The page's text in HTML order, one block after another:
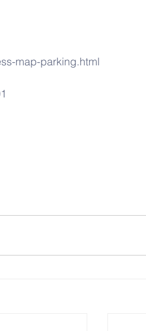
map-parking.html